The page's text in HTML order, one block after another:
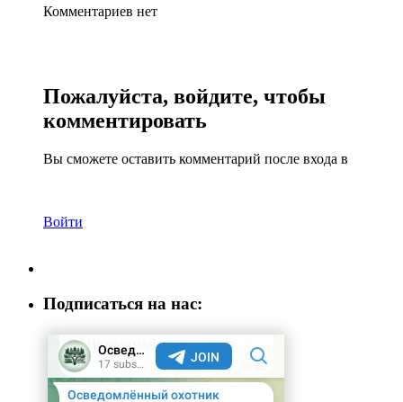
Комментариев нет
Пожалуйста, войдите, чтобы
комментировать
Вы сможете оставить комментарий после входа в
Войти
Подписаться на нас: